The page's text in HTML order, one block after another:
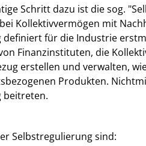
Schritt dazu ist die sog.
Kollektivvermögen mit
definiert für die Industrie
Finanzinstituten, die
erstellen und verwalten,
Produkten.
beitreten.
Selbstregulierung sind: